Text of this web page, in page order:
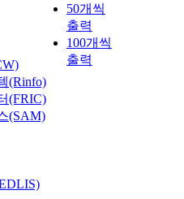
50개씩
출력
100개씩
출력
(Rinfo)
(FRIC)
(SAM)